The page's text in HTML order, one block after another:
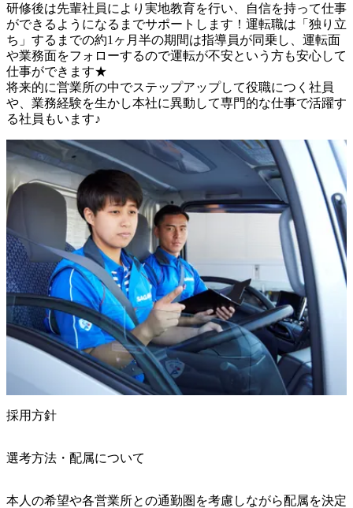
研修後は先輩社員により実地教育を行い、自信を持って仕事
ができるようになるまでサポートします！運転職は「独り立
ち」するまでの約1ヶ月半の期間は指導員が同乗し、運転面
や業務面をフォローするので運転が不安という方も安心して
仕事ができます★
将来的に営業所の中でステップアップして役職につく社員
や、業務経験を生かし本社に異動して専門的な仕事で活躍す
る社員もいます♪
採用方針
選考方法・配属について
本人の希望や各営業所との通勤圏を考慮しながら配属を決定